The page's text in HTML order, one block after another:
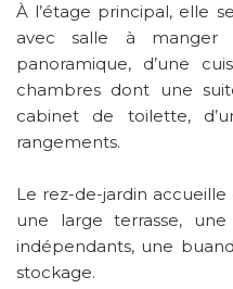
À l’étage principal, elle
avec salle à manger
panoramique, d’une
chambres dont une
cabinet de toilette,
rangements.
Le rez-de-jardin
une large terrasse,
indépendants, une
stockage.